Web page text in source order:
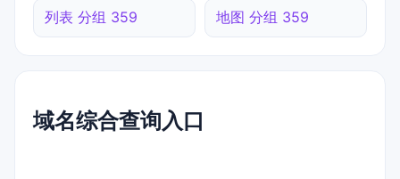
列表 分组 359 地图 分组 359
域名综合查询入口